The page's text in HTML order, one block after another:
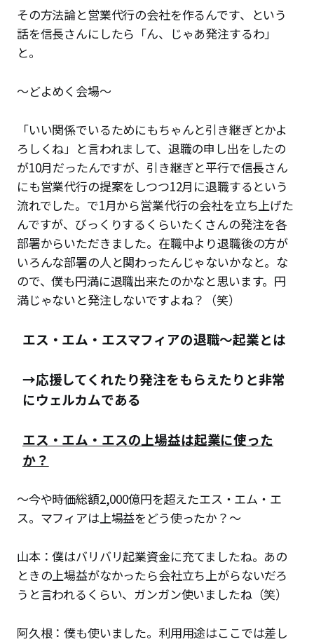
その方法論と営業代行の会社を作るんです、という
話を信長さんにしたら「ん、じゃあ発注するわ」
と。
〜どよめく会場〜
「いい関係でいるためにもちゃんと引き継ぎとかよ
ろしくね」と言われまして、退職の申し出をしたの
が10月だったんですが、引き継ぎと平行で信長さん
にも営業代行の提案をしつつ12月に退職するという
流れでした。で1月から営業代行の会社を立ち上げた
んですが、びっくりするくらいたくさんの発注を各
部署からいただきました。在職中より退職後の方が
いろんな部署の人と関わったんじゃないかなと。な
ので、僕も円満に退職出来たのかなと思います。円
満じゃないと発注しないですよね？（笑）
エス・エム・エスマフィアの退職〜起業とは
→応援してくれたり発注をもらえたりと非常
にウェルカムである
エス・エム・エスの上場益は起業に使った
か？
〜今や時価総額2,000億円を超えたエス・エム・エ
ス。マフィアは上場益をどう使ったか？〜
山本：僕はバリバリ起業資金に充てましたね。あの
ときの上場益がなかったら会社立ち上がらないだろ
うと言われるくらい、ガンガン使いましたね（笑）
阿久根：僕も使いました。利用用途はここでは差し